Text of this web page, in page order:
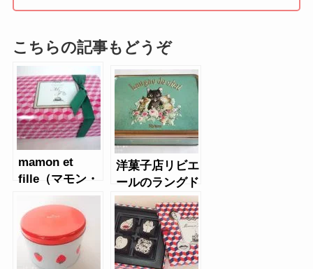
こちらの記事もどうぞ
mamon et
fille（マモン・
エ・フィーユ）
のジンジャーサ
ブレ
洋菓子店リビエ
ールのラングド
シャ（猫缶）